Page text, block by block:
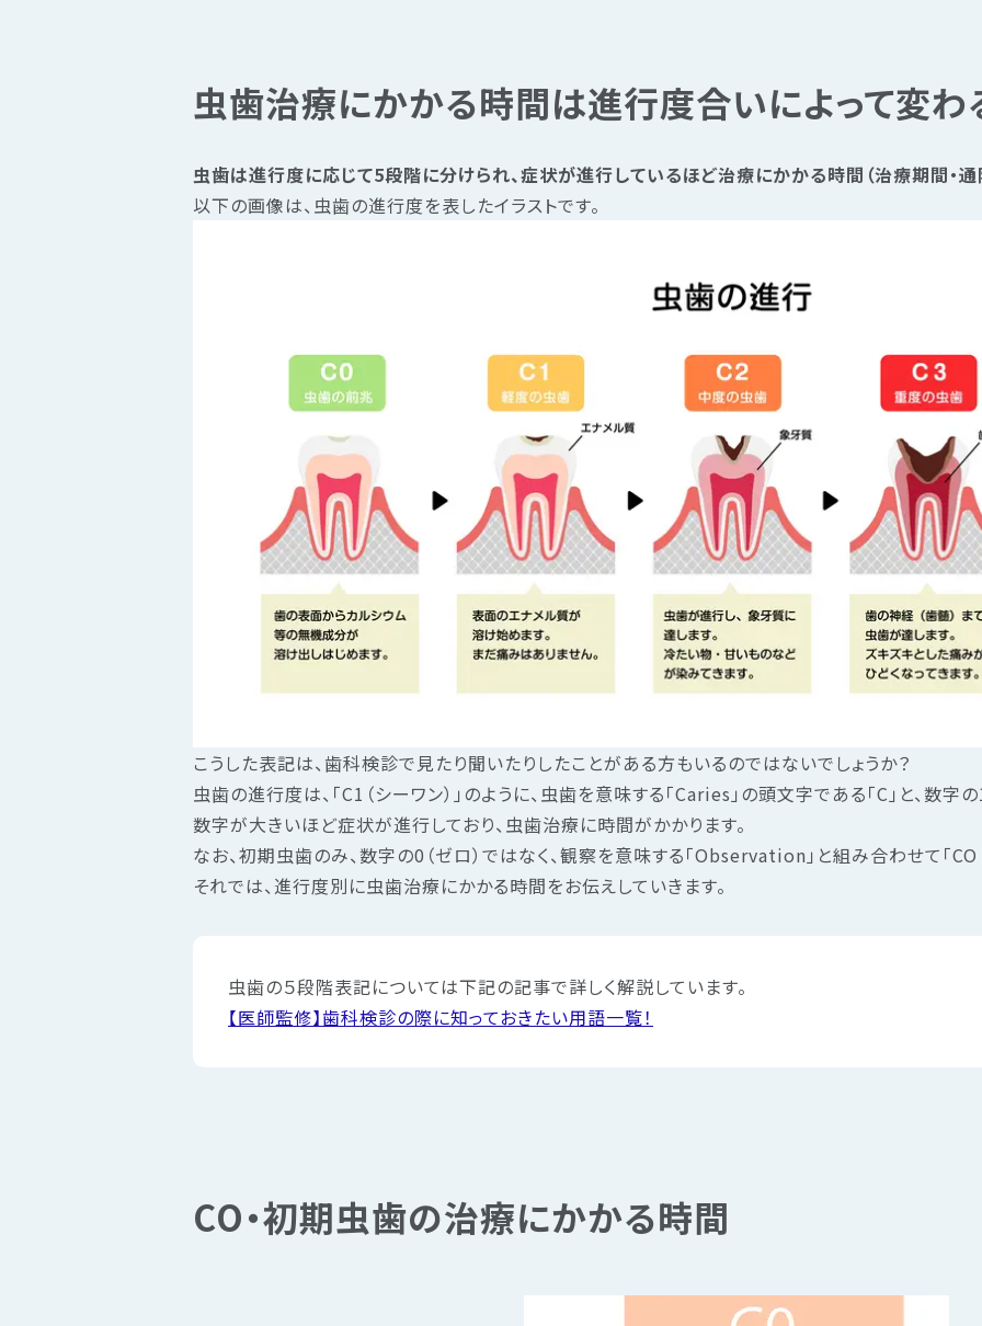
虫歯治療にかかる時間は進行度合いによって変わ
虫歯は進行度に応じて5段階に分けられ、症状が進行しているほど治療にかかる時間（治療期間・通
以下の画像は、虫歯の進行度を表したイラストです。
こうした表記は、歯科検診で見たり聞いたりしたことがある方もいるのではないでしょうか？
虫歯の進行度は、「C1（シーワン）」のように、虫歯を意味する「Caries」の頭文字である「C」と、数
数字が大きいほど症状が進行しており、虫歯治療に時間がかかります。
なお、初期虫歯のみ、数字の0（ゼロ）ではなく、観察を意味する「Observation」と組み合わせて「CO
それでは、進行度別に虫歯治療にかかる時間をお伝えしていきます。
虫歯の５段階表記については下記の記事で詳しく解説しています。
【医師監修】歯科検診の際に知っておきたい用語一覧！
CO・初期虫歯の治療にかかる時間